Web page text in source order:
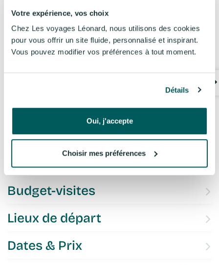
Votre expérience, vos choix
Chez Les voyages Léonard, nous utilisons des cookies
pour vous offrir un site fluide, personnalisé et inspirant.
Vous pouvez modifier vos préférences à tout moment.
Détails
Oui, j'accepte
Choisir mes préférences
soirée Fantasia au restaurant
spectacle traditionnel sous les tentes berbères
(moyennant supplément : 600 Diram +/- 56€ à
réserver et à payer sur place).
Hébergement
Budget-visites
Lieux de départ
Dates & Prix